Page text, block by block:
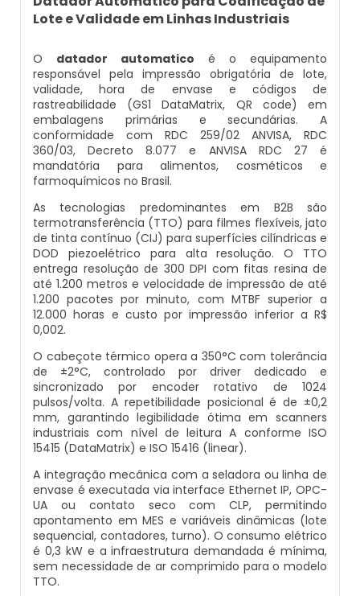
Balança Contadora
Embaladora Industrial
Pesadora De Grãos
Embaladora De Doces
Embaladora Vertical
Pesadora De Pão
Seladora Automática Com Datador
Balança Multicabeçote
Pesadora Para Biscoito De Polvilho
Seladora Rotativa
Pesadora Para Pão De Queijo
Dosador De Rosca
Datador Ink Jet Manual
Datador Ink Jet Portátil
Datador Para Caixa De Papelão
Datador Para Embaladora
Datador Para Embalagens Plásticas
Datador Para Empacotadora
Datador De Tampas
Datador Para Plástico
Datador Para Embalagem Manual
Datador Elétrico
Datador Para Sacos Plasticos
Comprar Datador Automático
Datador Termico
Datador Automático A Venda
Lote e Validade em Linhas Industriais
O datador automatico é o equipamento
responsável pela impressão obrigatória de lote,
validade, hora de envase e códigos de
rastreabilidade (GS1 DataMatrix, QR code) em
embalagens primárias e secundárias. A
conformidade com RDC 259/02 ANVISA, RDC
360/03, Decreto 8.077 e ANVISA RDC 27 é
mandatória para alimentos, cosméticos e
farmoquímicos no Brasil.
As tecnologias predominantes em B2B são
termotransferência (TTO) para filmes flexíveis, jato
de tinta contínuo (CIJ) para superfícies cilíndricas e
DOD piezoelétrico para alta resolução. O TTO
entrega resolução de 300 DPI com fitas resina de
até 1.200 metros e velocidade de impressão de até
1.200 pacotes por minuto, com MTBF superior a
12.000 horas e custo por impressão inferior a R$
0,002.
O cabeçote térmico opera a 350°C com tolerância
de ±2°C, controlado por driver dedicado e
sincronizado por encoder rotativo de 1024
pulsos/volta. A repetibilidade posicional é de ±0,2
mm, garantindo legibilidade ótima em scanners
industriais com nível de leitura A conforme ISO
15415 (DataMatrix) e ISO 15416 (linear).
A integração mecânica com a seladora ou linha de
envase é executada via interface Ethernet IP, OPC-
UA ou contato seco com CLP, permitindo
apontamento em MES e variáveis dinâmicas (lote
sequencial, contadores, turno). O consumo elétrico
é 0,3 kW e a infraestrutura demandada é mínima,
sem necessidade de ar comprimido para o modelo
TTO.